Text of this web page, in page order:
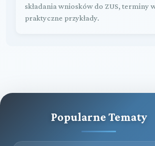
składania wniosków do ZUS, terminy
praktyczne przykłady.
Popularne Tematy